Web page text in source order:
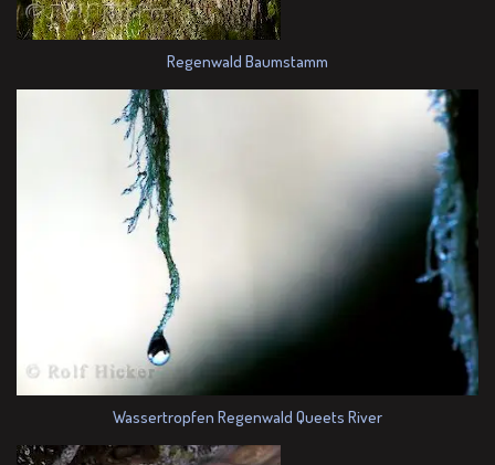
Regenwald Baumstamm
Wassertropfen Regenwald Queets River